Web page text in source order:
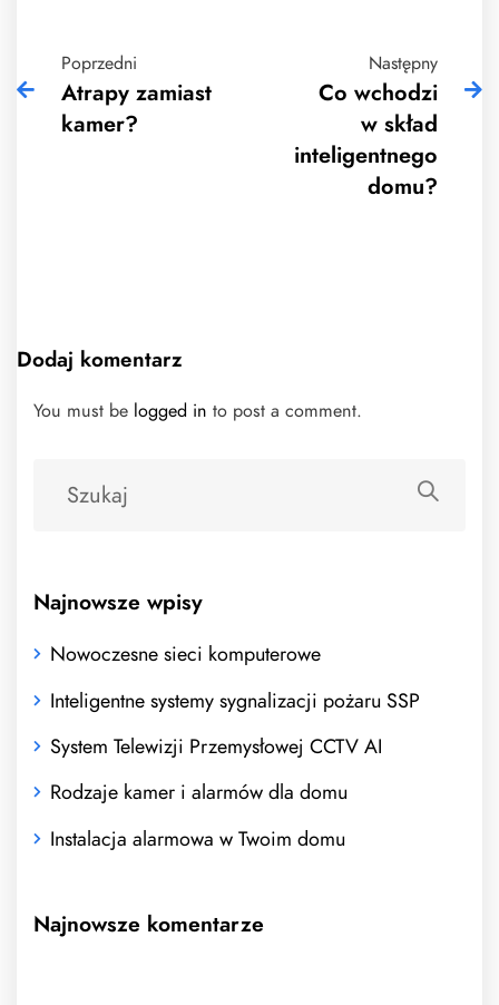
Poprzedni
Atrapy zamiast
kamer?
Następny
Co wchodzi
w skład
inteligentnego
domu?
Dodaj komentarz
You must be logged in to post a comment.
Najnowsze wpisy
Nowoczesne sieci komputerowe
Inteligentne systemy sygnalizacji pożaru SSP
System Telewizji Przemysłowej CCTV AI
Rodzaje kamer i alarmów dla domu
Instalacja alarmowa w Twoim domu
Najnowsze komentarze